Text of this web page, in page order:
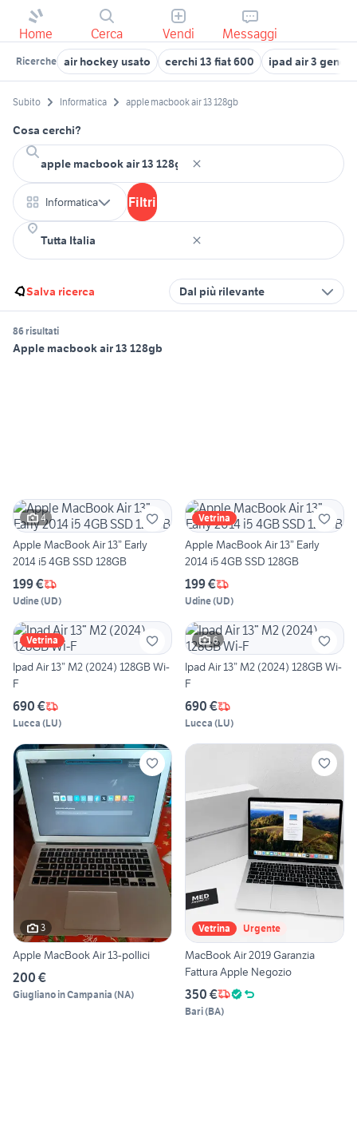
Home Cerca Vendi Messaggi
Ricerche air hockey usato cerchi 13 fiat 600 ipad air 3
Subito Informatica apple macbook air 13 128gb
Cosa cerchi?
Informatica Filtri
Salva ricerca Dal più rilevante
86 risultati
Apple macbook air 13 128gb
4
Apple MacBook Air 13” Early
2014 i5 4GB SSD 128GB
199 €
Udine(UD)
Vetrina
Apple MacBook Air 13” Early
2014 i5 4GB SSD 128GB
199 €
Udine(UD)
Vetrina
Ipad Air 13” M2 (2024) 128GB Wi-
F
690 €
Lucca (LU)
6
Ipad Air 13” M2 (2024) 128GB Wi-
F
690 €
Lucca (LU)
3
Apple MacBook Air 13-pollici
200 €
Giugliano in Campania (NA)
Vetrina Urgente
MacBook Air 2019 Garanzia
Fattura Apple Negozio
350 €
Bari(BA)